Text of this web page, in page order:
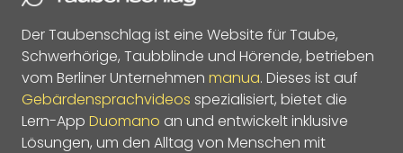
Der Taubenschlag ist eine Website für Taube,
Schwerhörige, Taubblinde und Hörende, betrieben
vom Berliner Unternehmen manua. Dieses ist auf
Gebärdensprachvideos spezialisiert, bietet die
Lern-App Duomano an und entwickelt inklusive
Lösungen, um den Alltag von Menschen mit